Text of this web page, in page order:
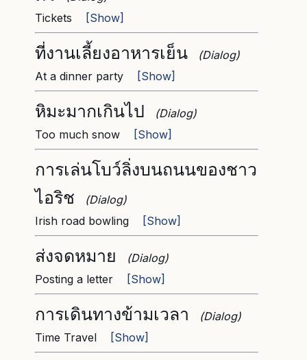
Tickets
[Show]
ที่งานเลี้ยงอาหารเย็น
(Dialog)
At a dinner party
[Show]
หิมะมากเกินไป
(Dialog)
Too much snow
[Show]
การเล่นโบว์ลิ่งบนถนนของชาว
ไอริช
(Dialog)
Irish road bowling
[Show]
ส่งจดหมาย
(Dialog)
Posting a letter
[Show]
การเดินทางข้ามเวลา
(Dialog)
Time Travel
[Show]